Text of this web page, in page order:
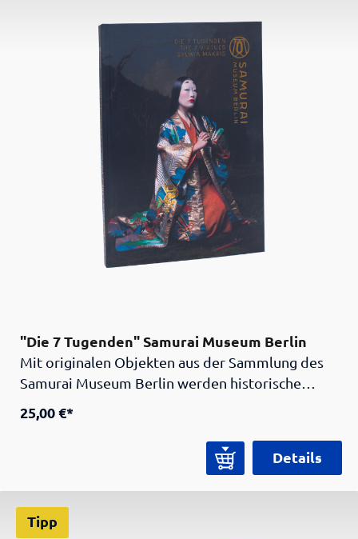
verschiedene Ansichten der Rüstungen sowie
eindrucksvolle Details. Informative Anhänge mit
den historischen Epochen, schematischen
Darstellungen zur Illustration spezifischer
Fachbegriffe, einem Glossar sowie einer
ausgewählten Bibliografie helfen dem Leser zum
Verständnis. Die Premium-Version des Katalogs
wurde auf hochwertigem Papier in einer
limitierten Auflage gedruckt und vom Sammler
und Museumsgründer Peter Janssen
signiert.Produktmerkmale: Hardcover mit
Buchumschlag im Schuber. 188 Seiten. Zahlreiche
farbige Abbildungen.ISBN 978-3-947828-02-9.
"Die 7 Tugenden" Samurai Museum Berlin
Mit originalen Objekten aus der Sammlung des
Samurai Museum Berlin werden historische
Gottheiten und mythische Figuren in Szene
gesetzt. Der Katalog beinhaltet die vollständige
Foto-Serie mit 14 Bildern sowie erläuternde
dargestellten Szenen. Die Foto-Serie „Die 7
Tugenden. The 7 Virtues” entstand in enger
25,00 €*
Details
Tipp